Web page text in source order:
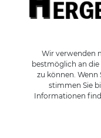
COOKIES
Viren. Cookies dienen
effektiver und sicherer
die auf Ihrem Rechner
Die meisten der von uns
Sie diese löschen. Diese
Wir verwenden
bestmöglich an
zu können. Wenn
stimmen Sie
Informationen